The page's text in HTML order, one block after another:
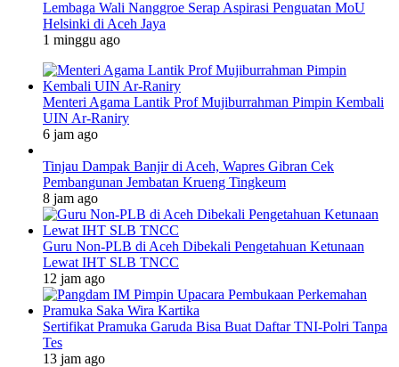
Lembaga Wali Nanggroe Serap Aspirasi Penguatan MoU
Helsinki di Aceh Jaya
1 minggu ago
Menteri Agama Lantik Prof Mujiburrahman Pimpin Kembali
UIN Ar-Raniry
6 jam ago
Tinjau Dampak Banjir di Aceh, Wapres Gibran Cek
Pembangunan Jembatan Krueng Tingkeum
8 jam ago
Guru Non-PLB di Aceh Dibekali Pengetahuan Ketunaan
Lewat IHT SLB TNCC
12 jam ago
Sertifikat Pramuka Garuda Bisa Buat Daftar TNI-Polri Tanpa
Tes
13 jam ago